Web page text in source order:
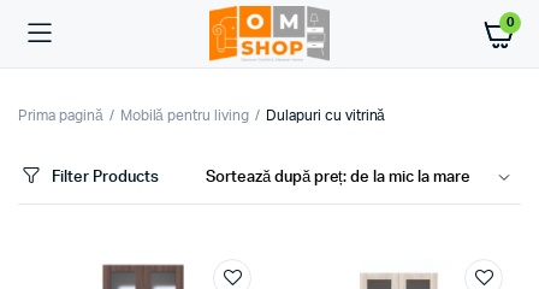
0
Prima pagină Mobilă pentru living Dulapuri cu vitrină
Filter Products